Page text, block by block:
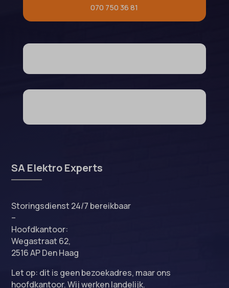
070 750 36 81
SA Elektro Experts
Storingsdienst 24/7 bereikbaar
–
Hoofdkantoor:
Wegastraat 62,
2516 AP Den Haag
Let op: dit is geen bezoekadres, maar ons
hoofdkantoor. Wij werken landelijk.